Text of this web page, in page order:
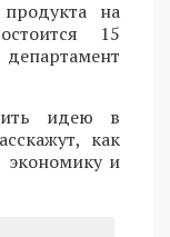
на
15
идею в
как
экономику и